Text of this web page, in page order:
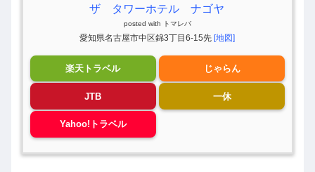
ザ タワーホテル ナゴヤ
posted with トマレバ
愛知県名古屋市中区錦3丁目6-15先 [地図]
楽天トラベル じゃらん
JTB 一休
Yahoo!トラベル